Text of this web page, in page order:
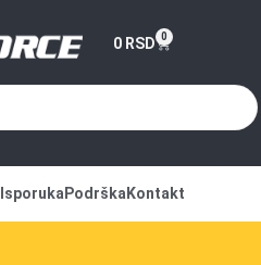
0 RSD 0
Isporuka Podrška Kontakt